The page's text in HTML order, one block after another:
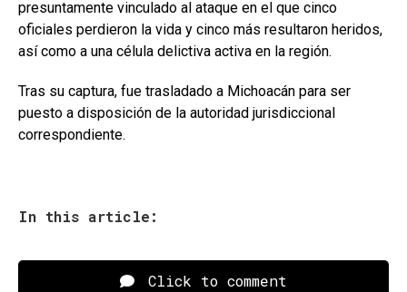
presuntamente vinculado al ataque en el que cinco
oficiales perdieron la vida y cinco más resultaron heridos,
así como a una célula delictiva activa en la región.
Tras su captura, fue trasladado a Michoacán para ser
puesto a disposición de la autoridad jurisdiccional
correspondiente.
In this article:
Click to comment